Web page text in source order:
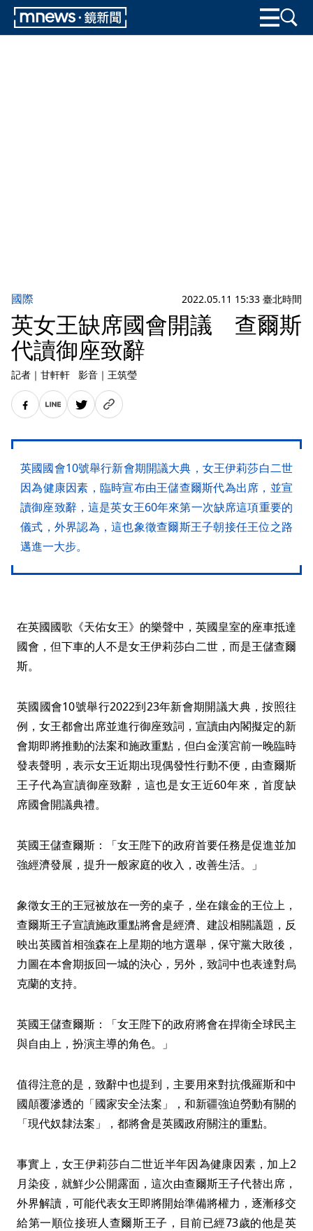
國際 2022.05.11 15:33 臺北時間
英女王缺席國會開議 查爾斯
代讀御座致辭
記者 ｜ 甘軒軒 影音 ｜ 王筑瑩
英國國會10號舉行新會期開議大典，女王伊莉莎白二世
因為健康因素，臨時宣布由王儲查爾斯代為出席，並宣
讀御座致辭，這是英女王60年來第一次缺席這項重要的
儀式，外界認為，這也象徵查爾斯王子朝接任王位之路
邁進一大步。
在英國國歌《天佑女王》的樂聲中，英國皇室的座車抵達
國會，但下車的人不是女王伊莉莎白二世，而是王儲查爾
斯。
英國國會10號舉行2022到23年新會期開議大典，按照往
例，女王都會出席並進行御座致詞，宣讀由內閣擬定的新
會期即將推動的法案和施政重點，但白金漢宮前一晚臨時
發表聲明，表示女王近期出現偶發性行動不便，由查爾斯
王子代為宣讀御座致辭，這也是女王近60年來，首度缺
席國會開議典禮。
英國王儲查爾斯：「女王陛下的政府首要任務是促進並加
強經濟發展，提升一般家庭的收入，改善生活。」
象徵女王的王冠被放在一旁的桌子，坐在鑲金的王位上，
查爾斯王子宣讀施政重點將會是經濟、建設相關議題，反
映出英國首相強森在上星期的地方選舉，保守黨大敗後，
力圖在本會期扳回一城的決心，另外，致詞中也表達對烏
克蘭的支持。
英國王儲查爾斯：「女王陛下的政府將會在捍衛全球民主
與自由上，扮演主導的角色。」
值得注意的是，致辭中也提到，主要用來對抗俄羅斯和中
國顛覆滲透的「國家安全法案」，和新疆強迫勞動有關的
「現代奴隸法案」，都將會是英國政府關注的重點。
事實上，女王伊莉莎白二世近半年因為健康因素，加上2
月染疫，就鮮少公開露面，這次由查爾斯王子代替出席，
外界解讀，可能代表女王即將開始準備將權力，逐漸移交
給第一順位接班人查爾斯王子，目前已經73歲的他是英